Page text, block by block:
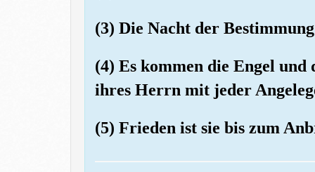
(3) Die Nacht der
(4) Es kommen die Engel
ihres Herrn mit jeder
(5) Frieden ist sie bis zum